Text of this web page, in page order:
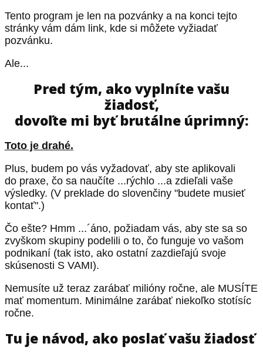
Tento program je len na pozvánky a na konci tejto
stránky vám dám link, kde si môžete vyžiadať
pozvánku.
Ale...
Pred tým, ako vyplníte vašu
žiadosť,
dovoľte mi byť brutálne úprimný:
Toto je drahé.
Plus, budem po vás vyžadovať, aby ste aplikovali
do praxe, čo sa naučíte ...rýchlo ...a zdieľali vaše
výsledky. (V preklade do slovenčiny "budete musieť
kontať".)
Čo ešte? Hmm ...´áno, požiadam vás, aby ste sa so
zvyškom skupiny podelili o to, čo funguje vo vašom
podnikaní (tak isto, ako ostatní zazdieľajú svoje
skúsenosti S VAMI).
Nemusíte už teraz zarábať milióny ročne, ale MUSÍTE
mať momentum. Minimálne zarábať niekoľko stotísíc
ročne.
Tu je návod, ako poslať vašu žiadosť